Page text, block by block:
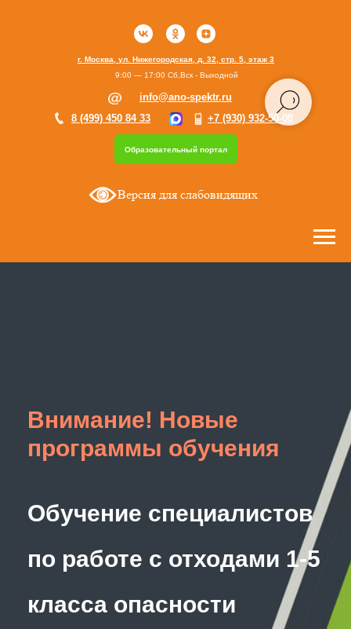
Образовательный портал
г. Москва, ул. Нижегородская, д. 32, стр. 5, этаж 3
+7 (930) 932-50-08
8 (499) 450 84 33
info@ano-spektr.ru
9:00 — 17:00 Сб,Вск - Выходной
Версия для слабовидящих
Внимание! Новые
программы обучения
Обучение специалистов
по работе с отходами 1-5
класса опасности